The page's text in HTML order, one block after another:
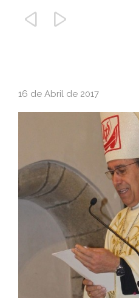
 
16 de Abril de 2017